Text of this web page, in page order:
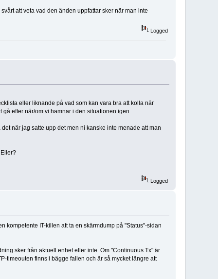
att veta vad den änden uppfattar sker när man inte
Logged
eller liknande på vad som kan vara bra att kolla när
efter när/om vi hamnar i den situationen igen.
när jag satte upp det men ni kanske inte menade att man
Logged
kompetente IT-killen att ta en skärmdump på "Status"-sidan
sker från aktuell enhet eller inte. Om "Continuous Tx" är
timeouten finns i bägge fallen och är så mycket längre att